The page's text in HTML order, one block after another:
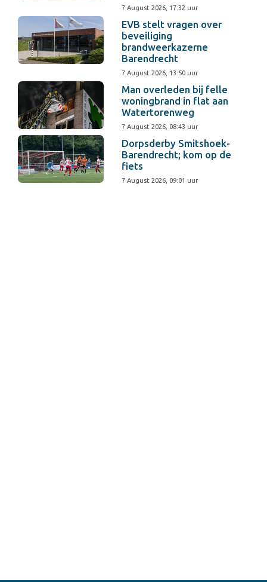
7 August 2026, 17:32 uur
EVB stelt vragen over
beveiliging
brandweerkazerne
Barendrecht
7 August 2026, 13:50 uur
Man overleden bij felle
woningbrand in flat aan
Watertorenweg
7 August 2026, 08:43 uur
Dorpsderby Smitshoek-
Barendrecht; kom op de
fiets
7 August 2026, 09:01 uur